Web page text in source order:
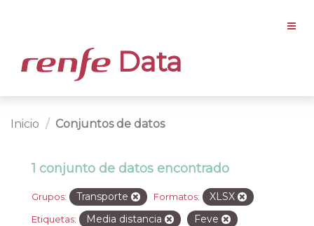
Data
Inicio Conjuntos de datos
1 conjunto de datos encontrado
Grupos: Transporte Formatos: XLSX
Etiquetas: Media distancia Feve